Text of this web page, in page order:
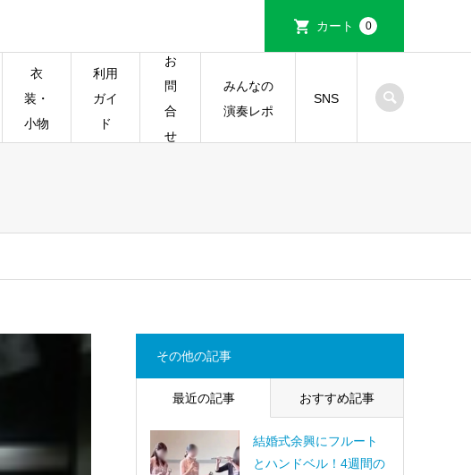
カート 0
衣
装・
小物
利用
ガイ
ド
お
問
合
せ
みんなの
演奏レポ
SNS
その他の記事
最近の記事 おすすめ記事
結婚式余興にフルート
とハンドベル！4週間の